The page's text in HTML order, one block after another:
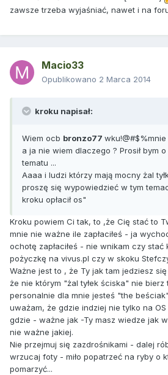
zawsze trzeba wyjaśniać, nawet i na
Macio33
Opublikowano 2 Marca 2014
kroku napisał:
Wiem ocb bronzo77
a ja nie wiem dlaczego ? Prosił bym
tematu ...
Aaaa i ludzi którzy mają mocny żal
proszę się wypowiedzieć w tym
kroku opłacił os"
Kroku powiem Ci tak, to ,że Cię stać to
mnie nie ważne ile zapłaciłeś - ja
ochotę zapłaciłeś - nie wnikam czy stać
pożyczkę na vivus.pl czy w skoku
Ważne jest to , że Ty jak tam jedziesz się
że nie którym "żal tyłek ściska" nie bierz
personalnie dla mnie jesteś "the
uważam, że gdzie indziej nie tylko na OS
gdzie - ważne jak -Ty masz wiedze jak
nie ważne jakiej.
Nie przejmuj się zazdrośnikami - dalej
wrzucaj foty - miło popatrzeć na ryby o
pomarzyć...